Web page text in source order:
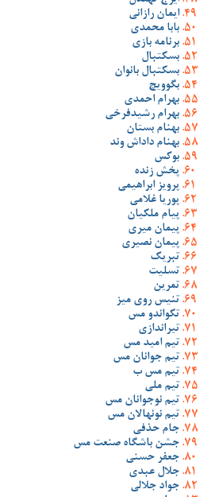
ایمان رازانی
بابا محمدی
برنامه بازی
بسکتبال
بسکتبال بانوان
بگوویچ
بهرام احمدی
بهرام رشیدفرخی
بهنام بستان
بهنام داداش وند
بوکس
پخش زنده
پرویز ابراهیمی
پوریا غلامی
پیام ملکیان
پیمان میری
پیمان نصیری
تبریک
تسلیت
تمرین
تنیس روی میز
تکواندو مس
تیراندازی
تیم امید مس
تیم جوانان مس
تیم مس ب
تیم ملی
تیم نوجوانان مس
تیم نونهالان مس
جام حذفی
جشن باشگاه صنعت مس
جعفر حسنی
جلال عبدی
جواد جلالی